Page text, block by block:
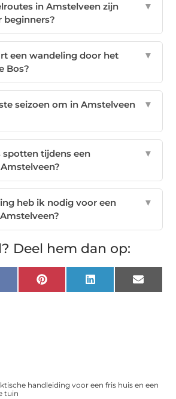
in Amstelveen zijn
beginners?
▼
een wandeling door het
Bos?
▼
seizoen om in Amstelveen
▼
spotten tijdens een
▼
heb ik nodig voor een
▼
Deel hem dan op:
Pinterest LinkedIn Email
handleiding voor een fris huis en een
tuin